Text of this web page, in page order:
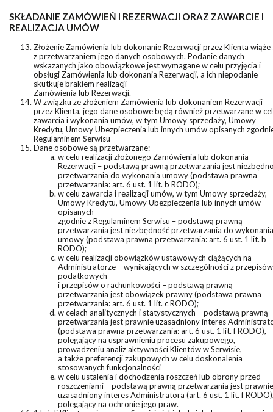
SKŁADANIE ZAMÓWIEŃ I REZERWACJI ORAZ ZAWARCIE I
REALIZACJA UMÓW
Złożenie Zamówienia lub dokonanie Rezerwacji przez Klienta wiąże
z przetwarzaniem jego danych osobowych. Podanie danych
wskazanych jako obowiązkowe jest wymagane w celu przyjęcia i
obsługi Zamówienia lub dokonania Rezerwacji, a ich niepodanie
skutkuje brakiem realizacji
Zamówienia lub Rezerwacji.
W związku ze złożeniem Zamówienia lub dokonaniem Rezerwacji
przez Klienta, jego dane osobowe będą również przetwarzane w
zawarcia i wykonania umów, w tym Umowy sprzedaży, Umowy
Kredytu, Umowy Ubezpieczenia lub innych umów opisanych
Regulaminem Serwisu
Dane osobowe są przetwarzane:
w celu realizacji złożonego Zamówienia lub dokonania
Rezerwacji – podstawą prawną przetwarzania jest
przetwarzania do wykonania umowy (podstawa prawna
przetwarzania: art. 6 ust. 1 lit. b RODO);
w celu zawarcia i realizacji umów, w tym Umowy sprzedaży,
Umowy Kredytu, Umowy Ubezpieczenia lub innych umów
opisanych
zgodnie z Regulaminem Serwisu – podstawą prawną
przetwarzania jest niezbędność przetwarzania do wykonania
umowy (podstawa prawna przetwarzania: art. 6 ust. 1 lit. b
RODO);
w celu realizacji obowiązków ustawowych ciążących na
Administratorze – wynikających w szczególności z przepisów
podatkowych
i przepisów o rachunkowości – podstawą prawną
przetwarzania jest obowiązek prawny (podstawa prawna
przetwarzania: art. 6 ust. 1 lit. c RODO);
w celach analitycznych i statystycznych – podstawą prawną
przetwarzania jest prawnie uzasadniony interes
(podstawa prawna przetwarzania: art. 6 ust. 1 lit. f RODO),
polegający na usprawnieniu procesu zakupowego,
prowadzeniu analiz aktywności Klientów w Serwisie,
a także preferencji zakupowych w celu doskonalenia
stosowanych funkcjonalności
w celu ustalenia i dochodzenia roszczeń lub obrony przed
roszczeniami – podstawą prawną przetwarzania jest prawnie
uzasadniony interes Administratora (art. 6 ust. 1 lit. f
polegający na ochronie jego praw.